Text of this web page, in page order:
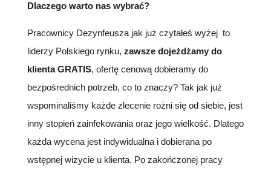
Dlaczego warto nas wybrać?
Pracownicy Dezynfeusza jak już czytałeś wyżej to
liderzy Polskiego rynku, zawsze dojeżdżamy do
klienta GRATIS, ofertę cenową dobieramy do
bezpośrednich potrzeb, co to znaczy? Tak jak już
wspominaliśmy każde zlecenie rożni się od siebie, jest
inny stopień zainfekowania oraz jego wielkość. Dlatego
każda wycena jest indywidualna i dobierana po
wstępnej wizycie u klienta. Po zakończonej pracy